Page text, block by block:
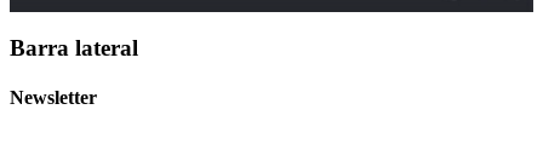
Barra lateral
Newsletter